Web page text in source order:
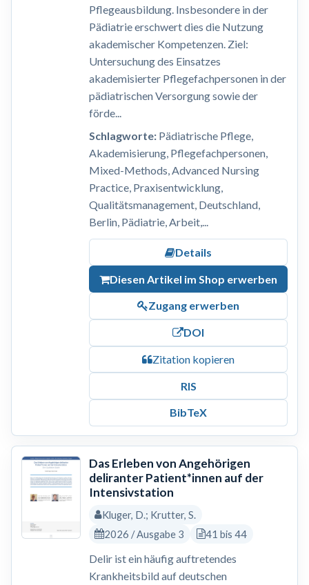
Pflegeausbildung. Insbesondere in der
Pädiatrie erschwert dies die Nutzung
akademischer Kompetenzen. Ziel:
Untersuchung des Einsatzes
akademisierter Pflegefachpersonen in der
pädiatrischen Versorgung sowie der
förde...
Schlagworte:Pädiatrische Pflege,
Akademisierung, Pflegefachpersonen,
Mixed-Methods, Advanced Nursing
Practice, Praxisentwicklung,
Qualitätsmanagement, Deutschland,
Berlin, Pädiatrie, Arbeit,...
Details
Diesen Artikel im Shop erwerben
Zugang erwerben
DOI
Zitation kopieren
RIS
BibTeX
Das Erleben von Angehörigen
deliranter Patient*innen auf der
Intensivstation
Kluger, D.; Krutter, S.
2026 / Ausgabe 3
41 bis 44
Delir ist ein häufig auftretendes
Krankheitsbild auf deutschen